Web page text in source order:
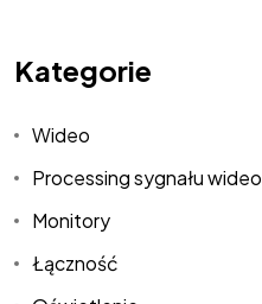
Kategorie
Wideo
Processing sygnału wideo
Monitory
Łączność